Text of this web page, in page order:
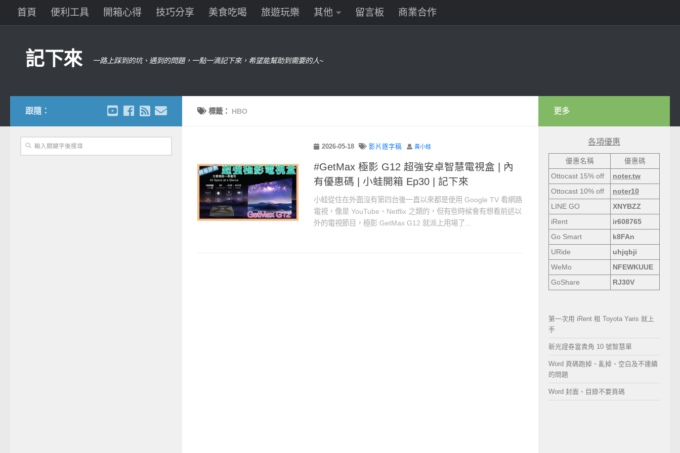
首頁 便利工具 開箱心得 技巧分享 美食吃喝 旅遊玩樂 其他 留言板 商業合作
記下來 一路上踩到的坑、遇到的問題，一點一滴記下來，希望能幫助到需要的人~
標籤： HBO
2026-05-18 影片逐字稿 黃小蛙
#GetMax 極影 G12 超強安卓智慧電視盒 | 內
有優惠碼 | 小蛙開箱 Ep30 | 記下來
小蛙從住在外面沒有第四台後一直以來都是使用 Google TV 看網路
電視，像是 YouTube、Netflix 之類的，但有些時候會有想看前述以
外的電視節目，極影 GetMax G12 就派上用場了...
跟隨： 更多
各項優惠
優惠名稱
優惠碼
Ottocast 15% off
noter.tw
Ottocast 10% off
noter10
LINE GO
XNYBZZ
iRent
ir608765
Go Smart
k8FAn
URide
uhjqbji
WeMo
NFEWKUUE
GoShare
RJ30V
第一次用 iRent 租 Toyota Yaris 就上
手
新光證券富貴角 10 號智慧單
Word 頁碼跑掉、亂掉、空白及不連續
的問題
Word 封面、目錄不要頁碼